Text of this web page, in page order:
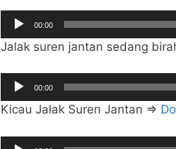
Pemutar
Audio
00:00
Jalak suren jantan sedang
Pemutar
Audio
00:00
Kicau Jalak Suren Jantan =>
Pemutar